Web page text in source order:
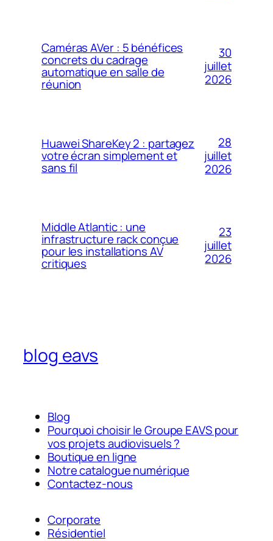
Caméras AVer : 5 bénéfices
concrets du cadrage
automatique en salle de
réunion
30
juillet
2026
Huawei ShareKey 2 : partagez
votre écran simplement et
sans fil
28
juillet
2026
Middle Atlantic : une
infrastructure rack conçue
pour les installations AV
critiques
23
juillet
2026
blog eavs
Blog
Pourquoi choisir le Groupe EAVS pour
vos projets audiovisuels ?
Boutique en ligne
Notre catalogue numérique
Contactez-nous
Corporate
Résidentiel